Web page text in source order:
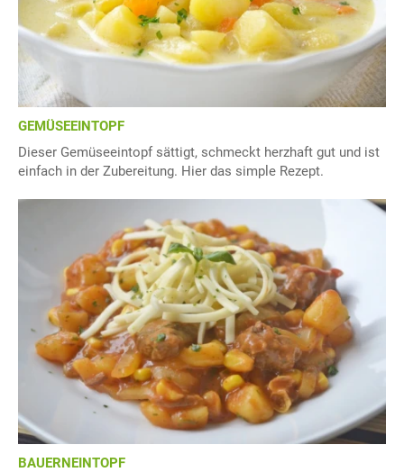
GEMÜSEEINTOPF
Dieser Gemüseeintopf sättigt, schmeckt herzhaft gut und ist
einfach in der Zubereitung. Hier das simple Rezept.
BAUERNEINTOPF